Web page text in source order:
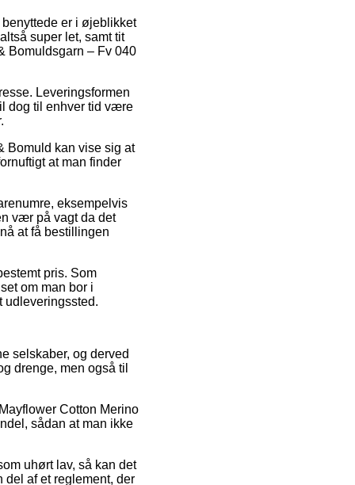
er i øjeblikket
super let, samt tit
Bomuldsgarn – Fv 040
Leveringsformen
dog til enhver tid være
Bomuld kan vise sig at
at man finder
eksempelvis
vær på vagt da det
at få bestillingen
pris. Som
om man bor i
udleveringssted.
selskaber, og derved
drenge, men også til
Cotton Merino
sådan at man ikke
uhørt lav, så kan det
af et reglement, der